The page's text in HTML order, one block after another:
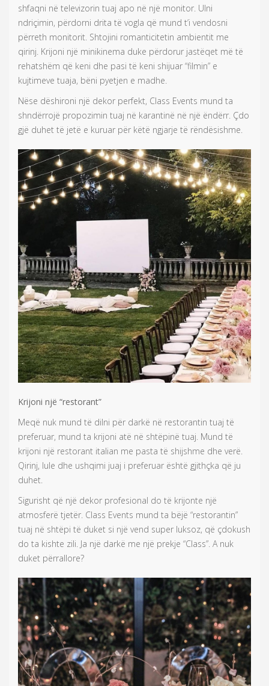
shfaqni në televizorin tuaj apo në një monitor. Ulni
ndriçimin, përdorni drita të vogla që mund t’i vendosni
përreth monitorit. Shtojini romanticitetin ambientit me
qirinj. Krijoni një minikinema duke përdorur jastëqet më të
rehatshëm që keni dhe pasi të keni shijuar “filmin” e
kujtimeve tuaja, bëni pyetjen e madhe.
Nëse dëshironi një dekor perfekt, Class Events mund ta
shndërrojë propozimin tuaj në karantinë në një ëndërr. Çdo
gjë duhet të jetë e kuruar për këtë ngjarje të rëndësishme.
Krijoni një “restorant”
Meqë nuk mund të dilni për darkë në restorantin tuaj të
preferuar, mund ta krijoni atë në shtëpinë tuaj. Mund të
krijoni një restorant italian me pasta të shijshme dhe verë.
Qirinj, lule dhe ushqimi juaj i preferuar është gjithçka që ju
duhet.
Sigurisht që një dekor profesional do të krijonte një
atmosferë tjetër. Class Events mund ta bëjë “restorantin”
tuaj në shtëpi të duket si një vend super luksoz, që çdokush
do ta kishte zili. Ja një darkë me një prekje “Class”. A nuk
duket përrallore?